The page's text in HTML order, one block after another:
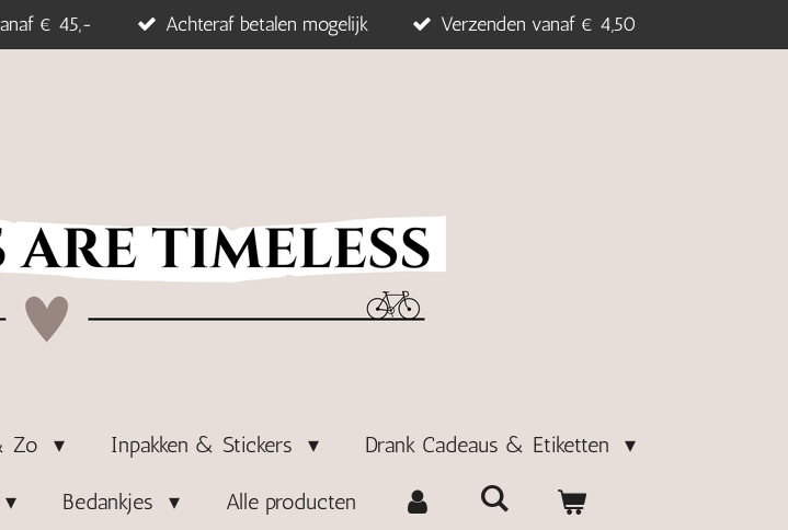
€ 45,- Achteraf betalen mogelijk Verzenden vanaf € 4,50
Zo Inpakken & Stickers Drank Cadeaus & Etiketten
Bedankjes Alle producten